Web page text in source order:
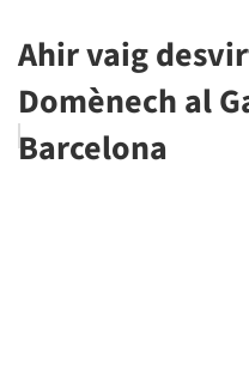
Ahir vaig
Domènech al
Barcelona